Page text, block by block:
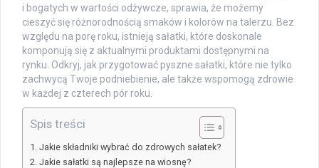
i bogatych w wartości odżywcze, sprawia, że możemy
cieszyć się różnorodnością smaków i kolorów na talerzu. Bez
względu na porę roku, istnieją sałatki, które doskonale
komponują się z aktualnymi produktami dostępnymi na
rynku. Odkryj, jak przygotować pyszne sałatki, które nie tylko
zachwycą Twoje podniebienie, ale także wspomogą zdrowie
w każdej z czterech pór roku.
Spis treści
Jakie składniki wybrać do zdrowych sałatek?
Jakie sałatki są najlepsze na wiosnę?